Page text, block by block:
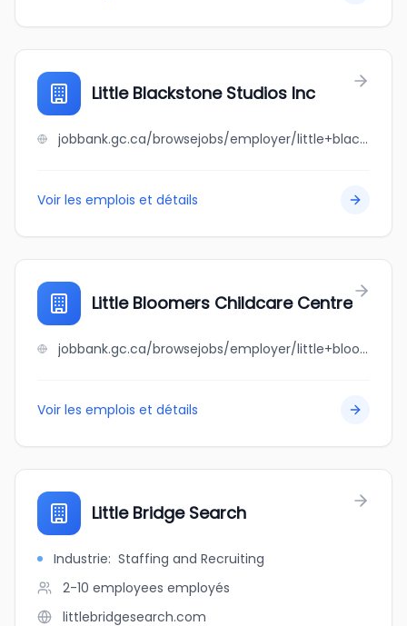
Little Blackstone Studios Inc
jobbank.gc.ca/browsejobs/employer/little+blackstone+studios+inc/ca
Voir les emplois et détails
Little Bloomers Childcare Centre
jobbank.gc.ca/browsejobs/employer/little+bloomers+childcare+centre/ca
Voir les emplois et détails
Little Bridge Search
Industrie: Staffing and Recruiting
2-10 employees employés
littlebridgesearch.com